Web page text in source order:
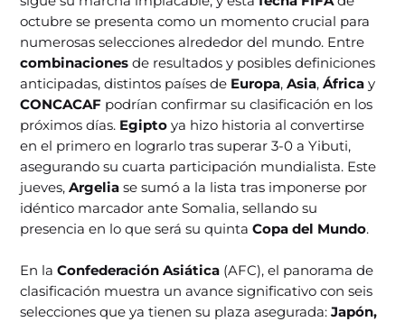
octubre se presenta como un momento crucial para
numerosas selecciones alrededor del mundo. Entre
combinaciones de resultados y posibles definiciones
anticipadas, distintos países de Europa,Asia,África y
CONCACAF podrían confirmar su clasificación en los
próximos días. Egipto ya hizo historia al convertirse
en el primero en lograrlo tras superar 3-0 a Yibuti,
asegurando su cuarta participación mundialista. Este
jueves,Argelia se sumó a la lista tras imponerse por
idéntico marcador ante Somalia, sellando su
presencia en lo que será su quintaCopa del Mundo.
En laConfederación Asiática (AFC), el panorama de
clasificación muestra un avance significativo con seis
selecciones que ya tienen su plaza asegurada:Japón,